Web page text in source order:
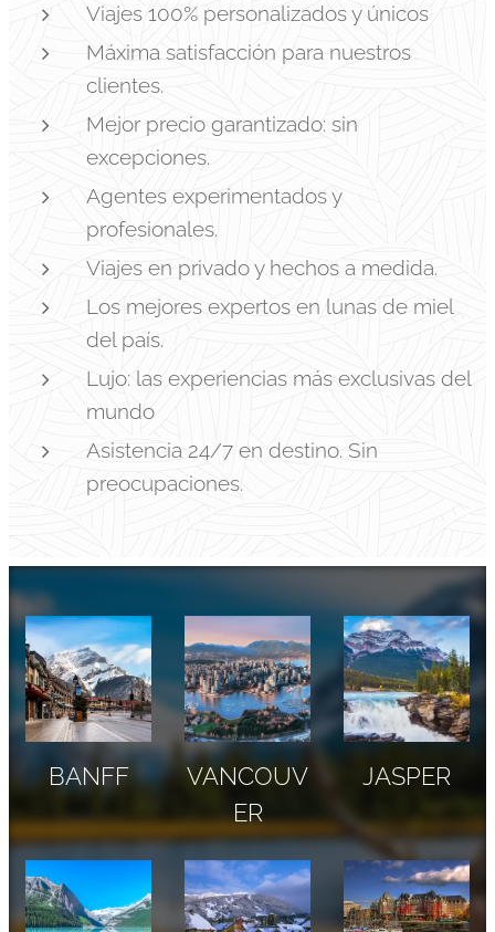
Viajes 100% personalizados y únicos
Máxima satisfacción para nuestros
clientes.
Mejor precio garantizado: sin
excepciones.
Agentes experimentados y
profesionales.
Viajes en privado y hechos a medida.
Los mejores expertos en lunas de miel
del país.
Lujo: las experiencias más exclusivas del
mundo
Asistencia 24/7 en destino. Sin
preocupaciones.
BANFF
VANCOUV
ER
JASPER